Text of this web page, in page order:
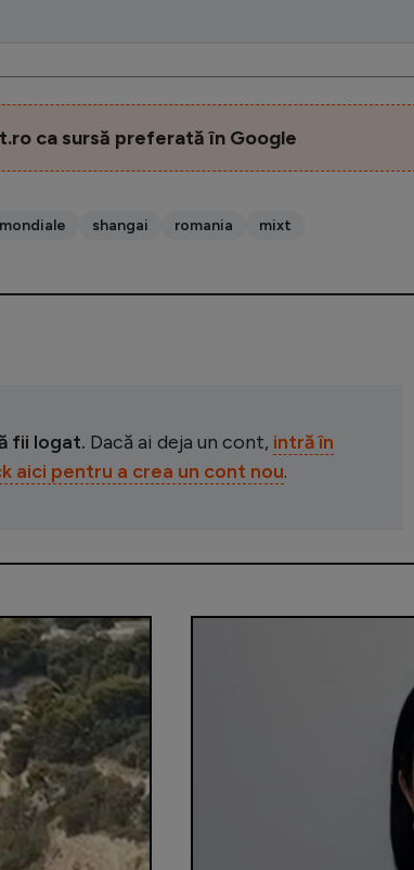
ca sursă preferată în Google
shangai romania mixt
fii logat. Dacă ai deja un cont, intră în
aici pentru a crea un cont nou.